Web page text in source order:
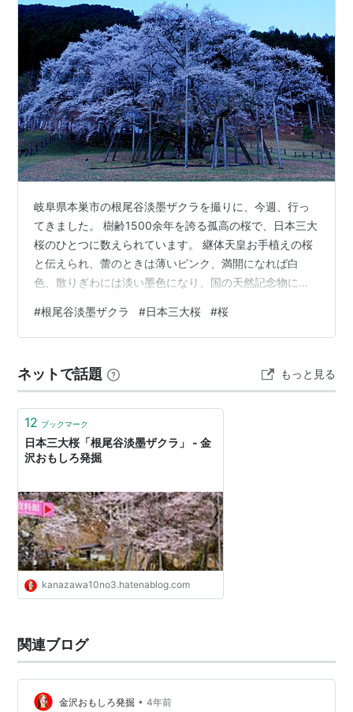
岐阜県本巣市の根尾谷淡墨ザクラを撮りに、今週、行っ
てきました。 樹齢1500余年を誇る孤高の桜で、日本三大
桜のひとつに数えられています。 継体天皇お手植えの桜
と伝えられ、蕾のときは薄いピンク、満開になれば白
色、散りぎわには淡い墨色になり、国の天然記念物に指
名の方がLEDライトを使って撮影されていました。昨日
から満開になったベストのタイミングです。 花や枝ぶり
ら発せられる大地のエネルギーに圧倒されます。 K-
3+DA★16-50 2022/4 根尾谷淡墨ザクラ たくさんの人が
訪れる理由がよく…
#根尾谷淡墨ザクラ #日本三大桜 #桜
ネットで話題 もっと見る
12 ブックマーク
日本三大桜「根尾谷淡墨ザクラ」 - 金
沢おもしろ発掘
kanazawa10no3.hatenablog.com
関連ブログ
金沢おもしろ発掘 • 4年前